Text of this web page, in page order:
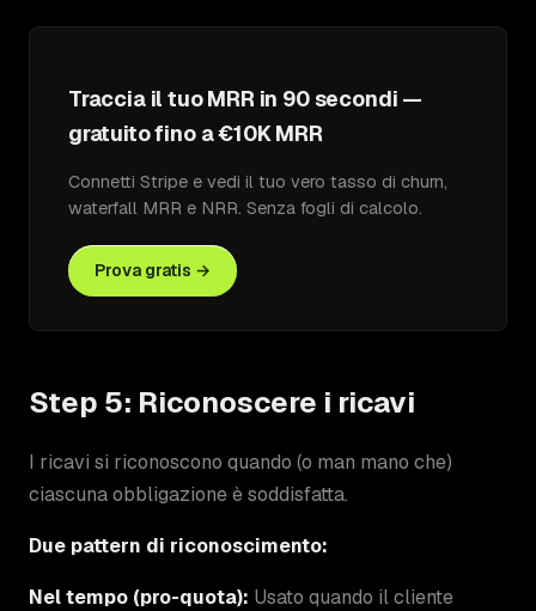
Traccia il tuo MRR in 90 secondi —
gratuito fino a €10K MRR
Connetti Stripe e vedi il tuo vero tasso di churn,
waterfall MRR e NRR. Senza fogli di calcolo.
Prova gratis →
Step 5: Riconoscere i ricavi
I ricavi si riconoscono quando (o man mano che)
ciascuna obbligazione è soddisfatta.
Due pattern di riconoscimento:
Nel tempo (pro-quota): Usato quando il cliente